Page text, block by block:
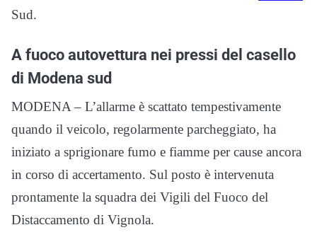
Sud.
A fuoco autovettura nei pressi del casello
di Modena sud
MODENA – L’allarme è scattato tempestivamente
quando il veicolo, regolarmente parcheggiato, ha
iniziato a sprigionare fumo e fiamme per cause ancora
in corso di accertamento. Sul posto è intervenuta
prontamente la squadra dei Vigili del Fuoco del
Distaccamento di Vignola.